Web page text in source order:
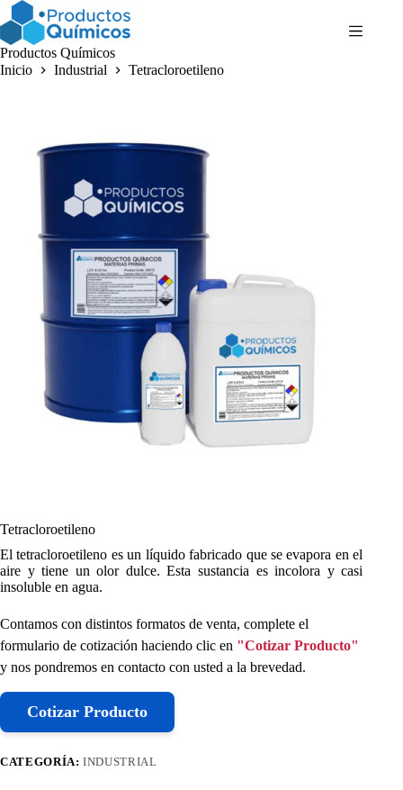
Saltar
al
contenido
Productos Químicos
Inicio
Industrial Tetracloroetileno
Tetracloroetileno
El tetracloroetileno es un líquido fabricado que se evapora en el
aire y tiene un olor dulce. Esta sustancia es incolora y casi
insoluble en agua.
Contamos con distintos formatos de venta, complete el
formulario de cotización haciendo clic en "Cotizar Producto"
y nos pondremos en contacto con usted a la brevedad.
Cotizar Producto
CATEGORÍA:INDUSTRIAL